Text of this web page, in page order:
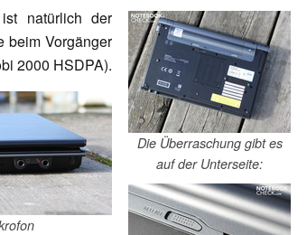
natürlich der
beim Vorgänger
2000 HSDPA).
Die Überraschung gibt es
auf der Unterseite: